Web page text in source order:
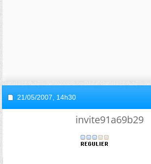
21/05/2007, 14h30
invite91a69b29